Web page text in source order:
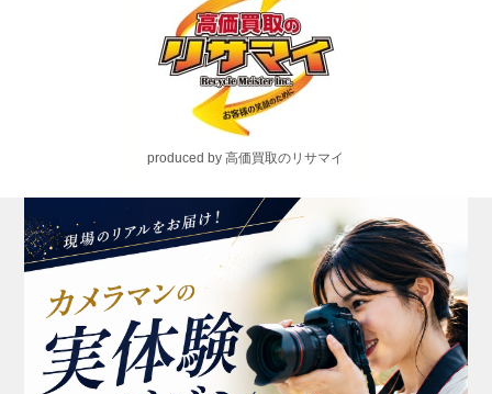
produced by 高価買取のリサマイ